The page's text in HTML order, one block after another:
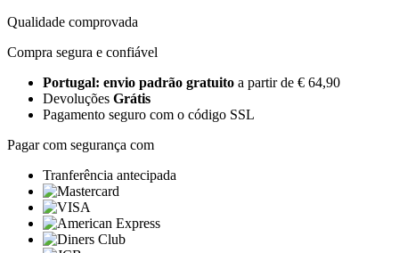
Qualidade comprovada
Compra segura e confiável
Portugal: envio padrão gratuito a partir de € 64,90
Devoluções Grátis
Pagamento seguro com o código SSL
Pagar com segurança com
Tranferência antecipada